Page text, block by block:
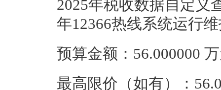
2025年税收数据自定义
年12366热线系统运行
预算金额：56.000000
最高限价（如有）：